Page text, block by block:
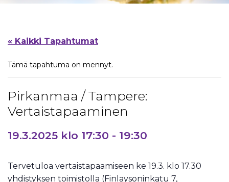
« Kaikki Tapahtumat
Tämä tapahtuma on mennyt.
Pirkanmaa / Tampere:
Vertaistapaaminen
19.3.2025 klo 17:30 - 19:30
Tervetuloa vertaistapaamiseen ke 19.3. klo 17.30
yhdistyksen toimistolla (Finlaysoninkatu 7,